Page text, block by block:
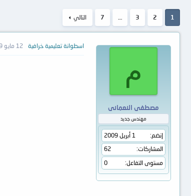
1
2
3
7 التالي
م
مصطفى النعمانى
مهندس جديد
إنضم
1 أبريل 2009
المشاركات
62
مستوى التفاعل
0
اسطوانة تعليمية خرافية 12 مايو 2009